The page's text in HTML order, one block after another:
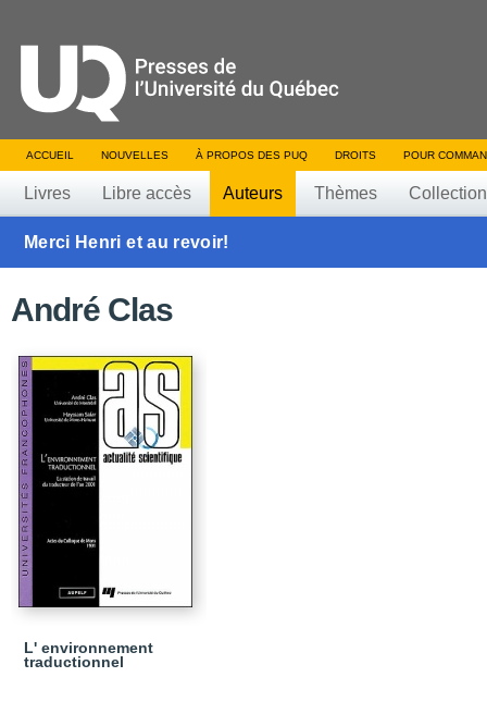
ACCUEIL NOUVELLES À PROPOS DES PUQ DROITS POUR
Livres Libre accès Auteurs Thèmes
Merci Henri et au revoir!
André Clas
L' environnement
traductionnel